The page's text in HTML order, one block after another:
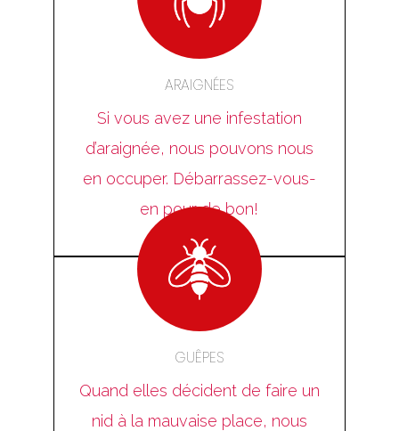
ARAIGNÉES
Si vous avez une infestation
d’araignée, nous pouvons nous
en occuper. Débarrassez-vous-
en pour de bon!
GUÊPES
Quand elles décident de faire un
nid à la mauvaise place, nous